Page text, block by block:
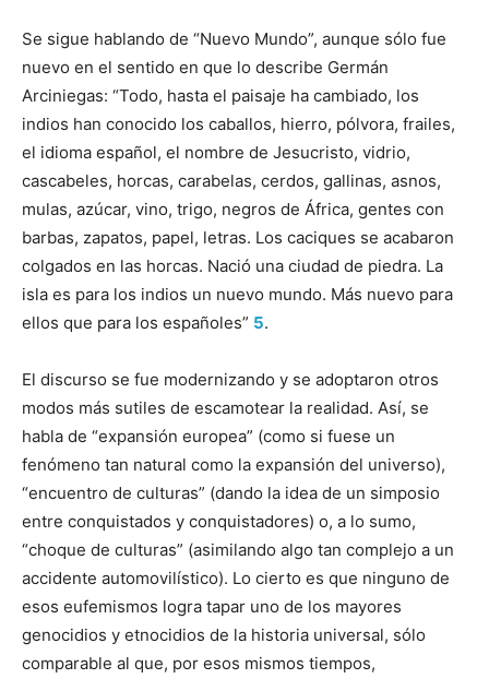
Se sigue hablando de “Nuevo Mundo”, aunque sólo fue
nuevo en el sentido en que lo describe Germán
Arciniegas: “Todo, hasta el paisaje ha cambiado, los
indios han conocido los caballos, hierro, pólvora, frailes,
el idioma español, el nombre de Jesucristo, vidrio,
cascabeles, horcas, carabelas, cerdos, gallinas, asnos,
mulas, azúcar, vino, trigo, negros de África, gentes con
barbas, zapatos, papel, letras. Los caciques se acabaron
colgados en las horcas. Nació una ciudad de piedra. La
isla es para los indios un nuevo mundo. Más nuevo para
ellos que para los españoles” 5.
El discurso se fue modernizando y se adoptaron otros
modos más sutiles de escamotear la realidad. Así, se
habla de “expansión europea” (como si fuese un
fenómeno tan natural como la expansión del universo),
“encuentro de culturas” (dando la idea de un simposio
entre conquistados y conquistadores) o, a lo sumo,
“choque de culturas” (asimilando algo tan complejo a un
accidente automovilístico). Lo cierto es que ninguno de
esos eufemismos logra tapar uno de los mayores
genocidios y etnocidios de la historia universal, sólo
comparable al que, por esos mismos tiempos,